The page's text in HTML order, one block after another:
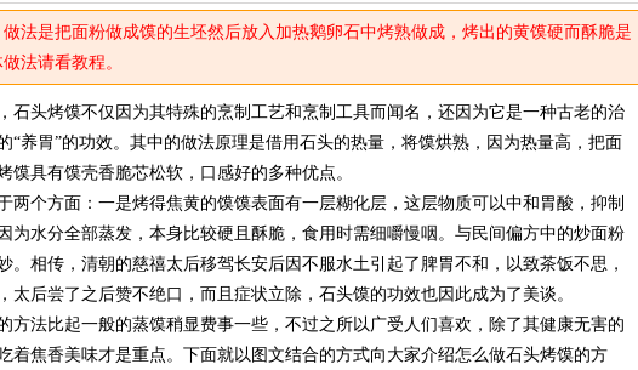
法是把面粉做成馍的生坯然后放入加热鹅卵石中烤熟做成，烤出的黄馍硬而酥脆是
法请看教程。
头烤馍不仅因为其特殊的烹制工艺和烹制工具而闻名，还因为它是一种古老的治
“养胃”的功效。其中的做法原理是借用石头的热量，将馍烘熟，因为热量高，把面
馍具有馍壳香脆芯松软，口感好的多种优点。
个方面：一是烤得焦黄的馍馍表面有一层糊化层，这层物质可以中和胃酸，抑制
为水分全部蒸发，本身比较硬且酥脆，食用时需细嚼慢咽。与民间偏方中的炒面粉
。相传，清朝的慈禧太后移驾长安后因不服水土引起了脾胃不和，以致茶饭不思，
太后尝了之后赞不绝口，而且症状立除，石头馍的功效也因此成为了美谈。
法比起一般的蒸馍稍显费事一些，不过之所以广受人们喜欢，除了其健康无害的
着焦香美味才是重点。下面就以图文结合的方式向大家介绍怎么做石头烤馍的方